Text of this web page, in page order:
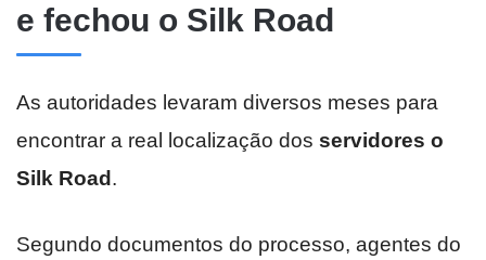
e fechou o Silk Road
As autoridades levaram diversos meses para
encontrar a real localização dos servidores o
Silk Road.
Segundo documentos do processo, agentes do